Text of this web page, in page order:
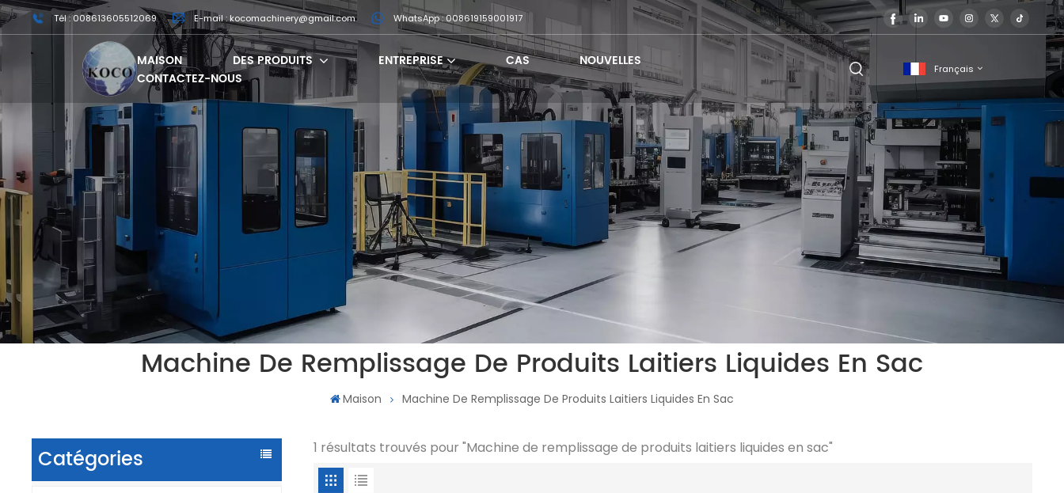
Tél : 008613605512069 E-mail : kocomachinery@gmail.com WhatsApp : 008619159001917
MAISON DES PRODUITS ENTREPRISE CAS
NOUVELLES
CONTACTEZ-NOUS
Français
English
français
Machine De Remplissage De Produits Laitiers Liquides En Sac
Maison Machine De Remplissage De Produits Laitiers Liquides En Sac
Catégories 1 résultats trouvés pour "Machine de remplissage de produits laitiers liquides en sac"